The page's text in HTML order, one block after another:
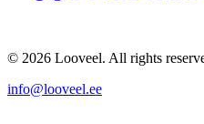
© 2026 Looveel. All rights
info@looveel.ee